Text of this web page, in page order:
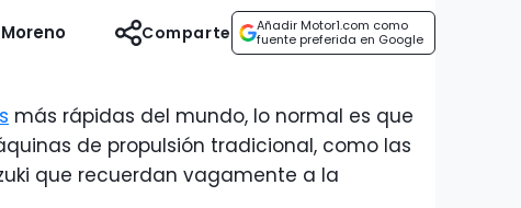
Añadir Motor1.com como
fuente preferida en Google
Comparte
más rápidas del mundo, lo normal es que
de propulsión tradicional, como las
que recuerdan vagamente a la